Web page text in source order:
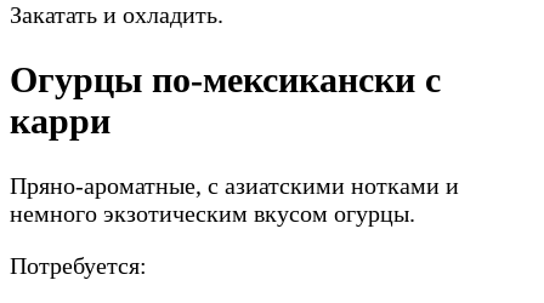
Закатать и охладить.
Огурцы по-мексикански с
карри
Пряно-ароматные, с азиатскими нотками и
немного экзотическим вкусом огурцы.
Потребуется: